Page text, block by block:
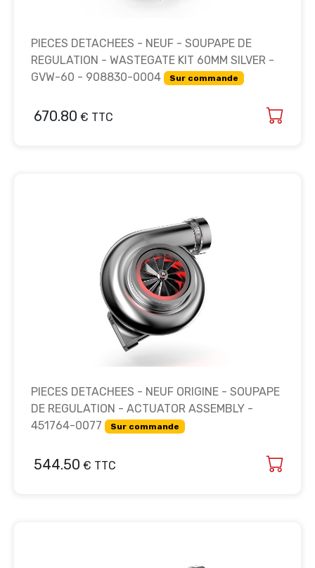
PIECES DETACHEES - NEUF - SOUPAPE DE
REGULATION - WASTEGATE KIT 60MM SILVER -
GVW-60 - 908830-0004
Sur commande
670.80 € TTC
PIECES DETACHEES - NEUF ORIGINE - SOUPAPE
DE REGULATION - ACTUATOR ASSEMBLY -
451764-0077
Sur commande
544.50 € TTC